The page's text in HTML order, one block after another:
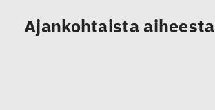
Ajankohtaista aiheesta